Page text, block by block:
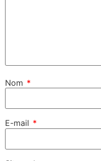
Nom *
E-mail *